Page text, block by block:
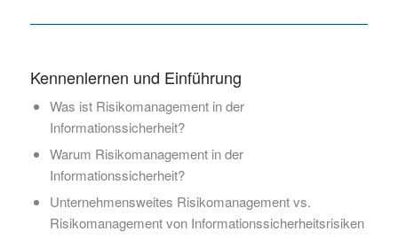
Kennenlernen und Einführung
Was ist Risikomanagement in der
Informationssicherheit?
Warum Risikomanagement in der
Informationssicherheit?
Unternehmensweites Risikomanagement vs.
Risikomanagement von Informationssicherheitsrisiken